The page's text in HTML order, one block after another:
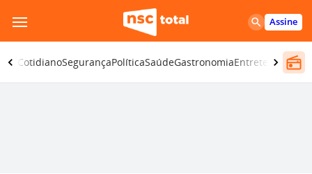
para
o
conteúdo
Assine
CotidianoSegurançaPolíticaSaúdeGastronomiaEntretenimento